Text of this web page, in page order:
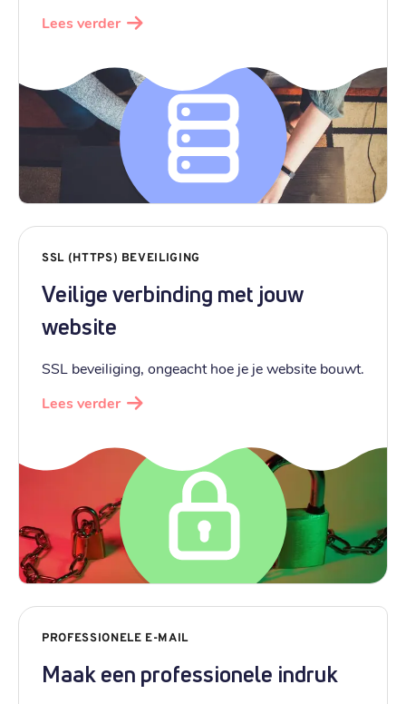
Lees verder
SSL (HTTPS) BEVEILIGING
Veilige verbinding met jouw
website
SSL beveiliging, ongeacht hoe je je website bouwt.
Lees verder
PROFESSIONELE E-MAIL
Maak een professionele indruk